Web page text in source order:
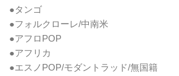
●タンゴ
●フォルクローレ/中南米
●アフロPOP
●アフリカ
●エスノPOP/モダントラッド/無国籍